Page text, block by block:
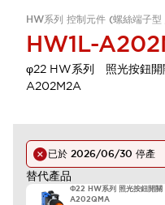
HW系列 控制元件 (螺絲端子
HW1L-
φ22 HW系列 照光按鈕
A202M2A
已於 2026/06/30 停產
替代產品
Φ22 HW系列 照光按鈕開
A202QMA